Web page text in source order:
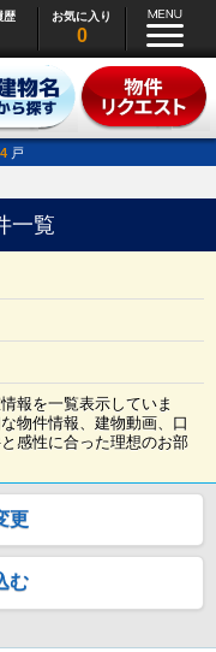
歴 お気に入り
0
戸
一覧
報を一覧表示していま
物件情報、建物動画、口
感性に合った理想のお部
更
む